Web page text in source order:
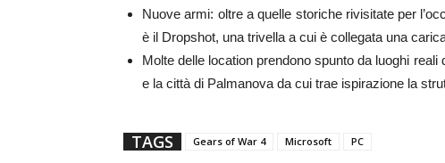
Nuove armi: oltre a quelle storiche rivisitate per
è il Dropshot, una trivella a cui è collegata una
Molte delle location prendono spunto da luoghi
e la città di Palmanova da cui trae ispirazione la
TAGS Gears of War 4 Microsoft PC